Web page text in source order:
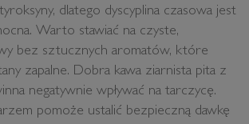
dlatego dyscyplina czasowa jest
Warto stawiać na czyste,
bez sztucznych aromatów, które
zapalne. Dobra kawa ziarnista pita z
negatywnie wpływać na tarczycę.
pomoże ustalić bezpieczną dawkę